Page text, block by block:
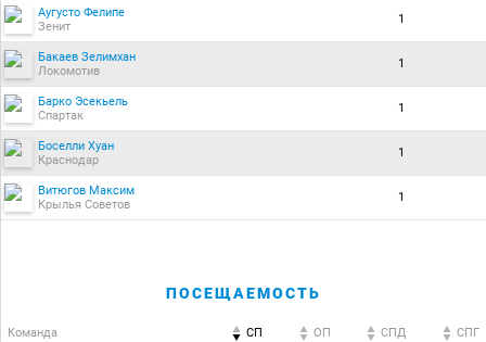
Аугусто Фелипе
Зенит
1
Бакаев Зелимхан
Локомотив
1
Барко Эсекьель
Спартак
1
Боселли Хуан
Краснодар
1
Витюгов Максим
Крылья Советов
1
ПОСЕЩАЕМОСТЬ
Команда СП ОП CПД CПГ